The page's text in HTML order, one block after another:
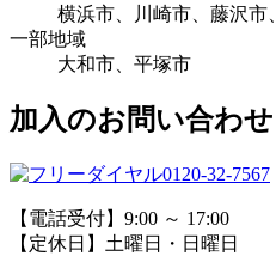
横浜市、川崎市、藤沢市
一部地域
大和市、平塚市
加入のお問い合わせ
0120-32-7567
【電話受付】9:00 ～ 17:00
【定休日】土曜日・日曜日